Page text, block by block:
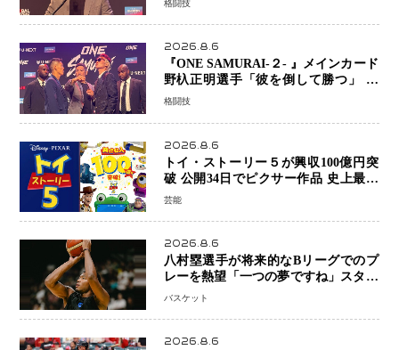
格闘技
2026.8.6
『ONE SAMURAI-２- 』メインカード
野杁正明選手「彼を倒して勝つ」 リ
ウ・メンヤンとの因縁に決着へ 再起
初戦
格闘技
2026.8.6
トイ・ストーリー５が興収100億円突
破 公開34日でピクサー作品 史上最速
日本歴代シリーズ最高更新も目前
芸能
2026.8.6
八村塁選手が将来的なBリーグでのプ
レーを熱望「一つの夢ですね」スター
帰還がリーグ価値を押し上げる可能性
バスケット
2026.8.6